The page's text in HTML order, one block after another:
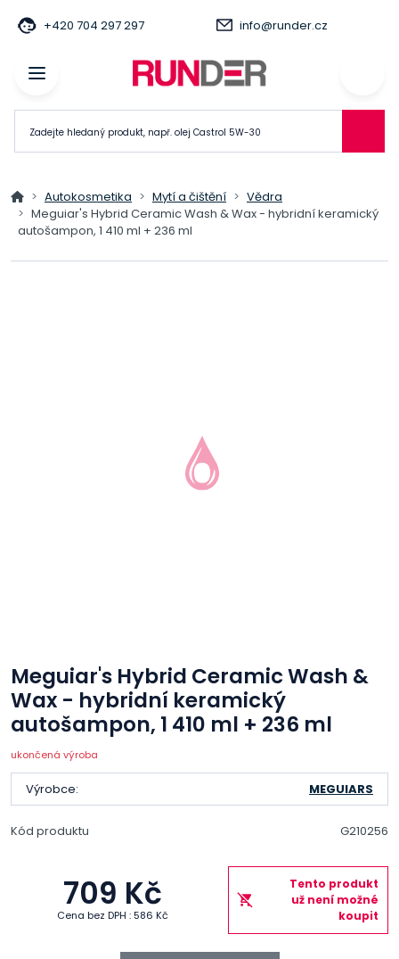
+420 704 297 297 info@runder.cz
Autokosmetika Mytí a čištění
Vědra
Meguiar's Hybrid Ceramic Wash & Wax - hybridní keramický
autošampon, 1 410 ml + 236 ml
Meguiar's Hybrid Ceramic Wash &
Wax - hybridní keramický
autošampon, 1 410 ml + 236 ml
ukončená výroba
Výrobce: MEGUIARS
Kód produktu G210256
709 Kč
Cena bez DPH : 586 Kč
Tento produkt
už není možné
koupit